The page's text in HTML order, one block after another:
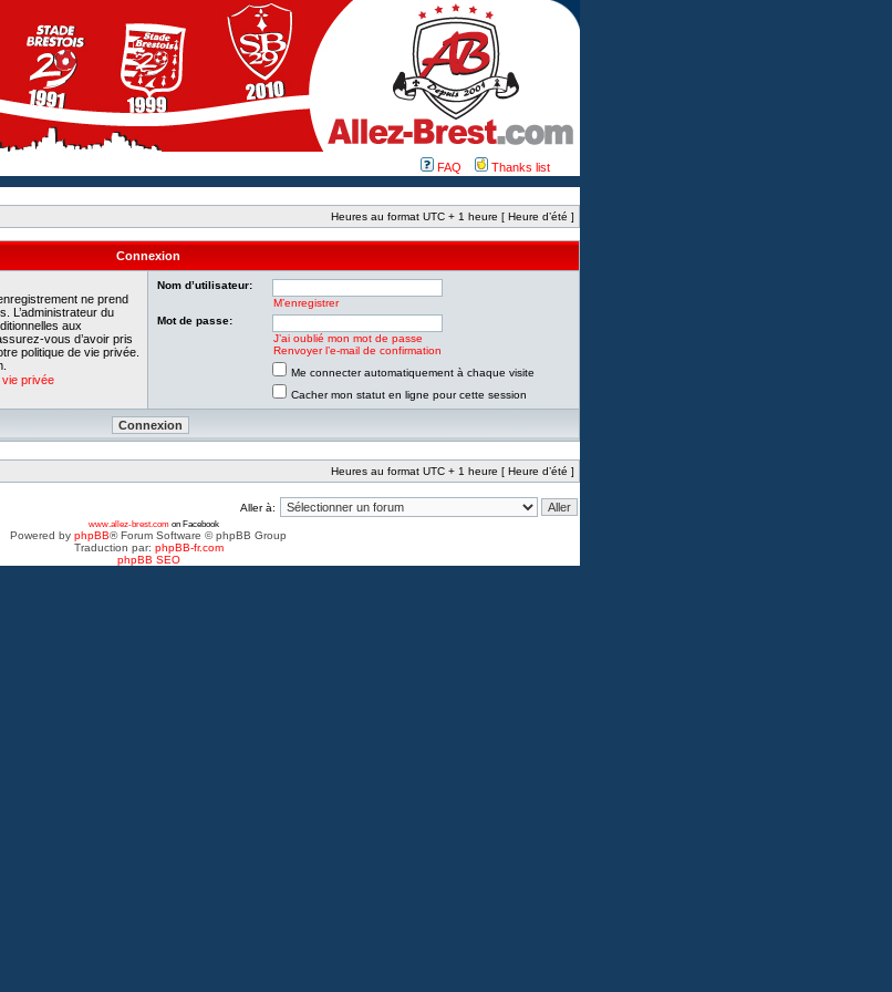
FAQ Thanks list
Heures au format UTC + 1 heure [ Heure d’été ]
Connexion
ne prend
L’administrateur du
aux
vous d’avoir pris
politique de vie privée.
vie privée
Nom d’utilisateur:
M’enregistrer
Mot de passe:
J’ai oublié mon mot de passe
Renvoyer l’e-mail de confirmation
Me connecter automatiquement à chaque visite
Cacher mon statut en ligne pour cette session
Heures au format UTC + 1 heure [ Heure d’été ]
Aller à:
www.allez-brest.com on Facebook
Powered by phpBB® Forum Software © phpBB Group
Traduction par: phpBB-fr.com
phpBB SEO